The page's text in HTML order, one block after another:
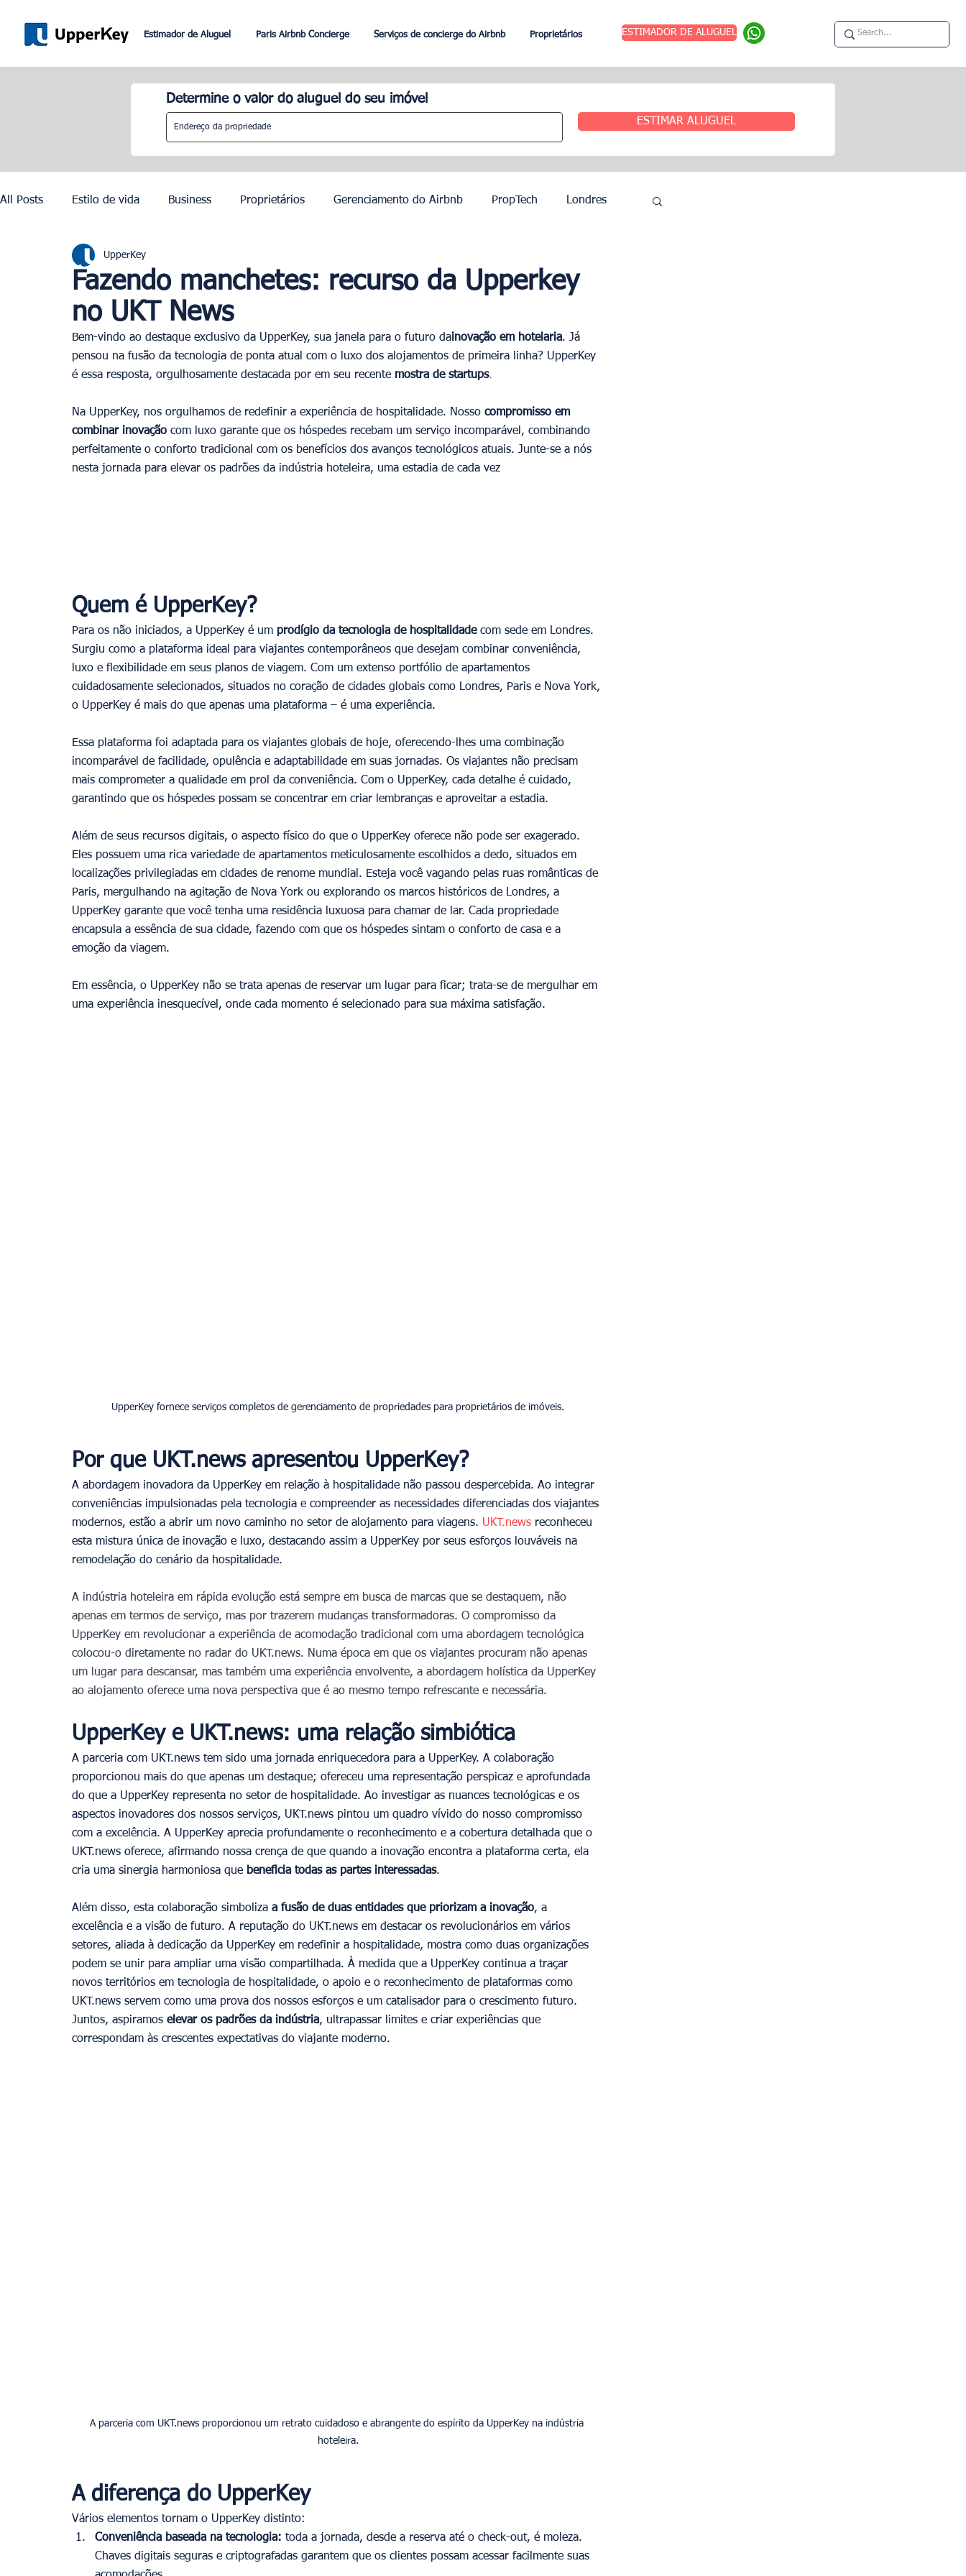
Estimador de Aluguel Paris Airbnb Concierge Serviços de concierge do Airbnb Proprietários ESTIMADOR DE ALUGUEL
Determine o valor do aluguel do seu imóvel
ESTIMAR ALUGUEL
All Posts Estilo de vida Business Proprietários Gerenciamento do Airbnb PropTech Londres
Roma Dubai
Olimpíadas de Paris 2024
Fazendo manchetes: recurso da Upperkey
no UKT News
UpperKey
Bem-vindo ao destaque exclusivo da UpperKey, sua janela para o futuro dainovação em hotelaria. Já
pensou na fusão da tecnologia de ponta atual com o luxo dos alojamentos de primeira linha? UpperKey
é essa resposta, orgulhosamente destacada por em seu recente mostra de startups.
Na UpperKey, nos orgulhamos de redefinir a experiência de hospitalidade. Nosso compromisso em
combinar inovação com luxo garante que os hóspedes recebam um serviço incomparável, combinando
perfeitamente o conforto tradicional com os benefícios dos avanços tecnológicos atuais. Junte-se a nós
nesta jornada para elevar os padrões da indústria hoteleira, uma estadia de cada vez
Quem é UpperKey?
Para os não iniciados, a UpperKey é um prodígio da tecnologia de hospitalidade com sede em Londres.
Surgiu como a plataforma ideal para viajantes contemporâneos que desejam combinar conveniência,
luxo e flexibilidade em seus planos de viagem. Com um extenso portfólio de apartamentos
cuidadosamente selecionados, situados no coração de cidades globais como Londres, Paris e Nova York,
o UpperKey é mais do que apenas uma plataforma – é uma experiência.
Essa plataforma foi adaptada para os viajantes globais de hoje, oferecendo-lhes uma combinação
incomparável de facilidade, opulência e adaptabilidade em suas jornadas. Os viajantes não precisam
mais comprometer a qualidade em prol da conveniência. Com o UpperKey, cada detalhe é cuidado,
garantindo que os hóspedes possam se concentrar em criar lembranças e aproveitar a estadia.
Além de seus recursos digitais, o aspecto físico do que o UpperKey oferece não pode ser exagerado.
Eles possuem uma rica variedade de apartamentos meticulosamente escolhidos a dedo, situados em
localizações privilegiadas em cidades de renome mundial. Esteja você vagando pelas ruas românticas de
Paris, mergulhando na agitação de Nova York ou explorando os marcos históricos de Londres, a
UpperKey garante que você tenha uma residência luxuosa para chamar de lar. Cada propriedade
encapsula a essência de sua cidade, fazendo com que os hóspedes sintam o conforto de casa e a
emoção da viagem.
Em essência, o UpperKey não se trata apenas de reservar um lugar para ficar; trata-se de mergulhar em
uma experiência inesquecível, onde cada momento é selecionado para sua máxima satisfação.
UpperKey fornece serviços completos de gerenciamento de propriedades para proprietários de imóveis.
Por que UKT.news apresentou UpperKey?
A abordagem inovadora da UpperKey em relação à hospitalidade não passou despercebida. Ao integrar
conveniências impulsionadas pela tecnologia e compreender as necessidades diferenciadas dos viajantes
modernos, estão a abrir um novo caminho no setor de alojamento para viagens. UKT.news reconheceu
esta mistura única de inovação e luxo, destacando assim a UpperKey por seus esforços louváveis na
remodelação do cenário da hospitalidade.
A indústria hoteleira em rápida evolução está sempre em busca de marcas que se destaquem, não
apenas em termos de serviço, mas por trazerem mudanças transformadoras. O compromisso da
UpperKey em revolucionar a experiência de acomodação tradicional com uma abordagem tecnológica
colocou-o diretamente no radar do UKT.news. Numa época em que os viajantes procuram não apenas
um lugar para descansar, mas também uma experiência envolvente, a abordagem holística da UpperKey
ao alojamento oferece uma nova perspectiva que é ao mesmo tempo refrescante e necessária.
UpperKey e UKT.news: uma relação simbiótica
A parceria com UKT.news tem sido uma jornada enriquecedora para a UpperKey. A colaboração
proporcionou mais do que apenas um destaque; ofereceu uma representação perspicaz e aprofundada
do que a UpperKey representa no setor de hospitalidade. Ao investigar as nuances tecnológicas e os
aspectos inovadores dos nossos serviços, UKT.news pintou um quadro vívido do nosso compromisso
com a excelência. A UpperKey aprecia profundamente o reconhecimento e a cobertura detalhada que o
UKT.news oferece, afirmando nossa crença de que quando a inovação encontra a plataforma certa, ela
cria uma sinergia harmoniosa que beneficia todas as partes interessadas.
Além disso, esta colaboração simboliza a fusão de duas entidades que priorizam a inovação, a
excelência e a visão de futuro. A reputação do UKT.news em destacar os revolucionários em vários
setores, aliada à dedicação da UpperKey em redefinir a hospitalidade, mostra como duas organizações
podem se unir para ampliar uma visão compartilhada. À medida que a UpperKey continua a traçar
novos territórios em tecnologia de hospitalidade, o apoio e o reconhecimento de plataformas como
UKT.news servem como uma prova dos nossos esforços e um catalisador para o crescimento futuro.
Juntos, aspiramos elevar os padrões da indústria, ultrapassar limites e criar experiências que
correspondam às crescentes expectativas do viajante moderno.
A parceria com UKT.news proporcionou um retrato cuidadoso e abrangente do espírito da UpperKey na indústria
hoteleira.
A diferença do UpperKey
Vários elementos tornam o UpperKey distinto:
Conveniência baseada na tecnologia: toda a jornada, desde a reserva até o check-out, é moleza.
Chaves digitais seguras e criptografadas garantem que os clientes possam acessar facilmente suas